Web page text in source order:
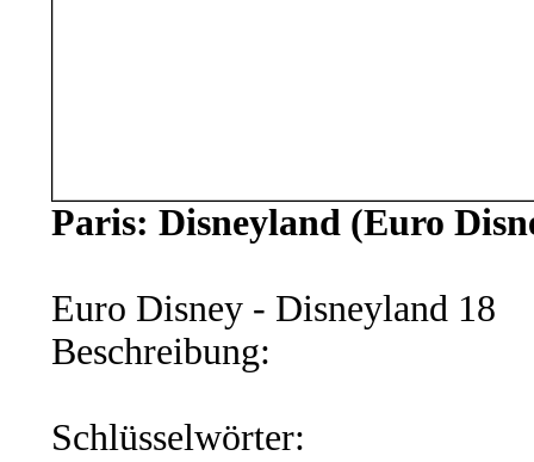
Paris: Disneyland (Euro
Euro Disney - Disneyland 18
Beschreibung:
Schlüsselwörter: